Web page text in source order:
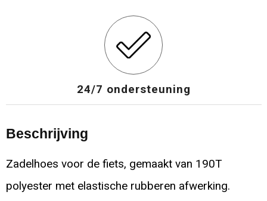
24/7 ondersteuning
Beschrijving
Zadelhoes voor de fiets, gemaakt van 190T
polyester met elastische rubberen afwerking.